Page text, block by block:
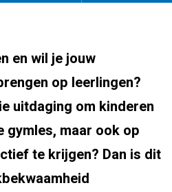
en wil je jouw
op leerlingen?
uitdaging om kinderen
gymles, maar ook op
te krijgen? Dan is dit